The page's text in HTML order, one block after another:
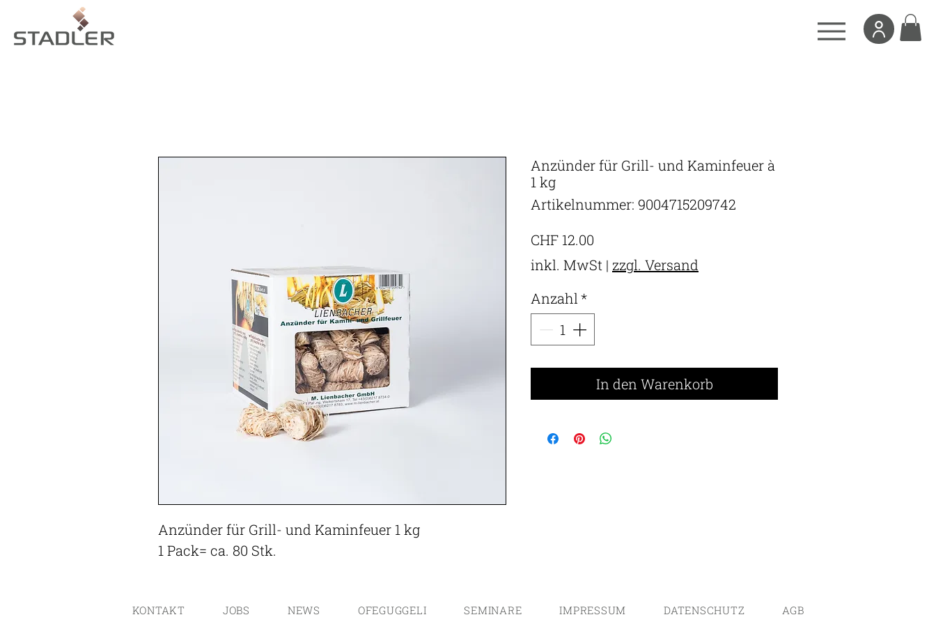
Anzünder für Grill- und Kaminfeuer 1 kg
1 Pack= ca. 80 Stk.
Anzünder für Grill- und Kaminfeuer à
1 kg
Artikelnummer: 9004715209742
CHF 12.00
inkl. MwSt | zzgl. Versand
Anzahl *
In den Warenkorb
KONTAKT JOBS NEWS OFEGUGGELI SEMINARE IMPRESSUM DATENSCHUTZ AGB